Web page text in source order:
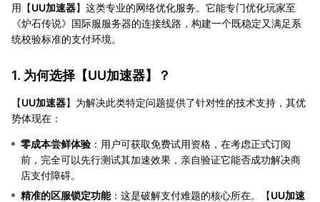
用【UU加速器】这类专业的网络优化服务。它能专门优化玩家至
《炉石传说》国际服服务器的连接线路，构建一个既稳定又满足系
统校验标准的支付环境。
1. 为何选择【UU加速器】？
【UU加速器】为解决此类特定问题提供了针对性的技术支持，其优
势体现在：
零成本尝鲜体验 ：用户可获取免费试用资格，在考虑正式订阅
前，完全可以先行测试其加速效果，亲自验证它能否成功解决商
店支付障碍。
精准的区服锁定功能：这是破解支付难题的核心所在。【UU加速